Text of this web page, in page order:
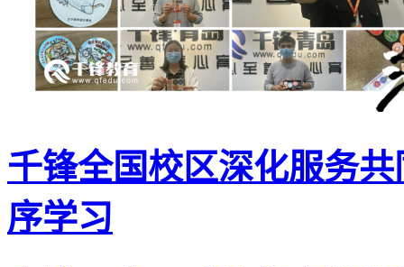
千锋全国校区深化服务
序学习